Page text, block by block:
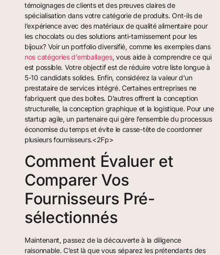
témoignages de clients et des preuves claires de
spécialisation dans votre catégorie de produits. Ont-ils de
l’expérience avec des matériaux de qualité alimentaire pour
les chocolats ou des solutions anti-tarnissement pour les
bijoux? Voir un portfolio diversifié, comme les exemples dans
nos catégories d’emballages, vous aide à comprendre ce qui
est possible. Votre objectif est de réduire votre liste longue à
5-10 candidats solides. Enfin, considérez la valeur d’un
prestataire de services intégré. Certaines entreprises ne
fabriquent que des boîtes. D’autres offrent la conception
structurelle, la conception graphique et la logistique. Pour une
startup agile, un partenaire qui gère l’ensemble du processus
économise du temps et évite le casse-tête de coordonner
plusieurs fournisseurs.<2Fp>
Comment Évaluer et
Comparer Vos
Fournisseurs Pré-
sélectionnés
Maintenant, passez de la découverte à la diligence
raisonnable. C’est là que vous séparez les prétendants des